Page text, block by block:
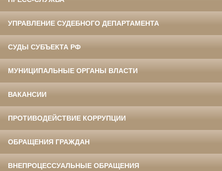
УПРАВЛЕНИЕ СУДЕБНОГО ДЕПАРТАМЕНТА
СУДЫ СУБЪЕКТА РФ
МУНИЦИПАЛЬНЫЕ ОРГАНЫ ВЛАСТИ
ВАКАНСИИ
ПРОТИВОДЕЙСТВИЕ КОРРУПЦИИ
ОБРАЩЕНИЯ ГРАЖДАН
ВНЕПРОЦЕССУАЛЬНЫЕ ОБРАЩЕНИЯ